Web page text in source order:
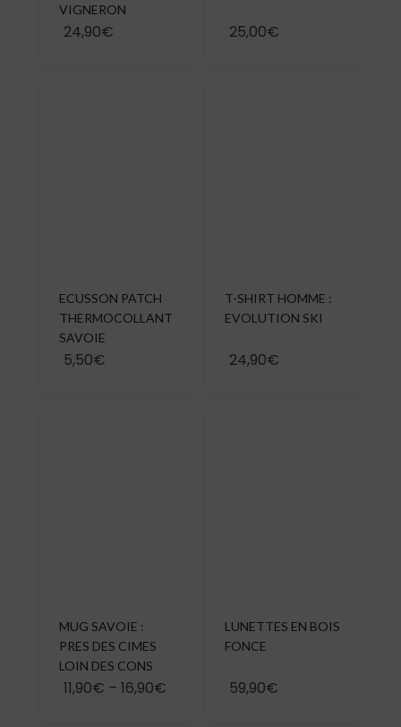
VIGNERON
24,90€ 25,00€
ECUSSON PATCH
THERMOCOLLANT
SAVOIE
5,50€
T-SHIRT HOMME :
EVOLUTION SKI
24,90€
MUG SAVOIE :
PRES DES CIMES
LOIN DES CONS
11,90€ –16,90€
LUNETTES EN BOIS
FONCE
59,90€